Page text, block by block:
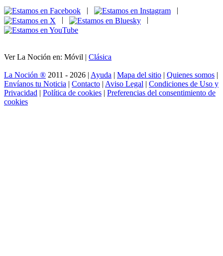
|
|
|
|
Ver La Noción en: Móvil | Clásica
La Noción ® 2011 - 2026 | Ayuda | Mapa del sitio | Quienes somos |
Envíanos tu Noticia | Contacto | Aviso Legal | Condiciones de Uso y
Privacidad | Política de cookies | Preferencias del consentimiento de
cookies